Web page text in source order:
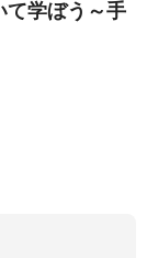
て学ぼう～手